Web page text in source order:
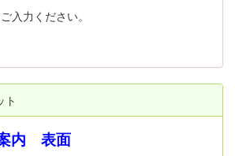
入力ください。
ト
内 表面